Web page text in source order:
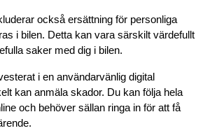
också ersättning för personliga
i bilen. Detta kan vara särskilt värdefullt
saker med dig i bilen.
i en användarvänlig digital
kan anmäla skador. Du kan följa hela
och behöver sällan ringa in för att få